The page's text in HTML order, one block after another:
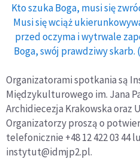
Kto szuka Boga, musi się
Musi się wciąż
przed oczyma i wytrwale
Boga, swój prawdziwy skarb.
Organizatorami spotkania są
Międzykulturowego im. Jana
Archidiecezja Krakowska oraz
Organizatorzy proszą o
telefonicznie +48 12 422 03 44
instytut@idmjp2.pl.